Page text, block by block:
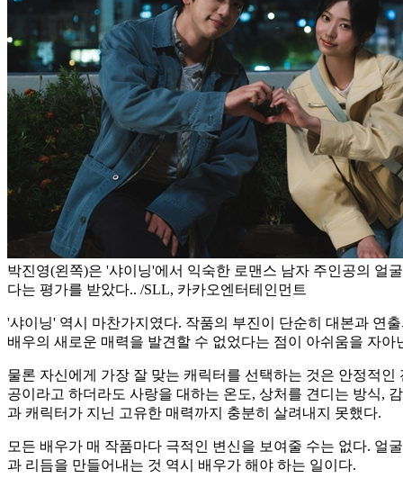
박진영(왼쪽)은 '샤이닝'에서 익숙한 로맨스 남자 주인공의 얼
다는 평가를 받았다.. /SLL, 카카오엔터테인먼트
'샤이닝' 역시 마찬가지였다. 작품의 부진이 단순히 대본과 연
배우의 새로운 매력을 발견할 수 없었다는 점이 아쉬움을 자아
물론 자신에게 가장 잘 맞는 캐릭터를 선택하는 것은 안정적
공이라고 하더라도 사랑을 대하는 온도, 상처를 견디는 방식,
과 캐릭터가 지닌 고유한 매력까지 충분히 살려내지 못했다.
모든 배우가 매 작품마다 극적인 변신을 보여줄 수는 없다. 얼
과 리듬을 만들어내는 것 역시 배우가 해야 하는 일이다.